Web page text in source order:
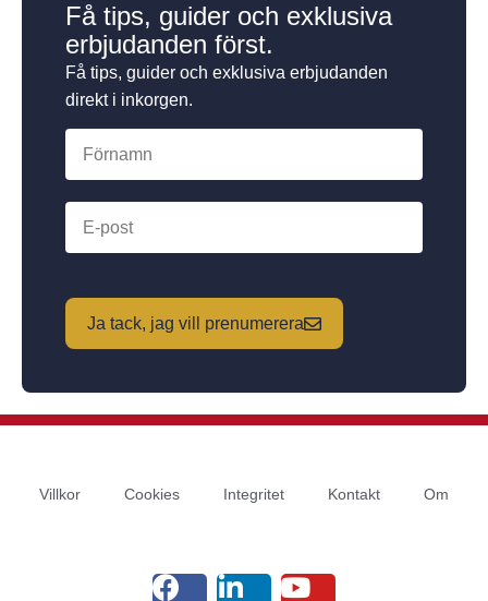
Få tips, guider och exklusiva
erbjudanden först.
Få tips, guider och exklusiva erbjudanden
direkt i inkorgen.
Ja tack, jag vill prenumerera
Villkor Cookies Integritet Kontakt Om